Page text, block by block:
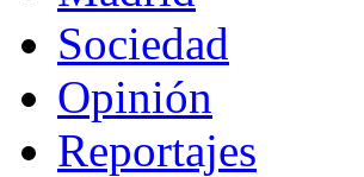
Sociedad
Opinión
Reportajes